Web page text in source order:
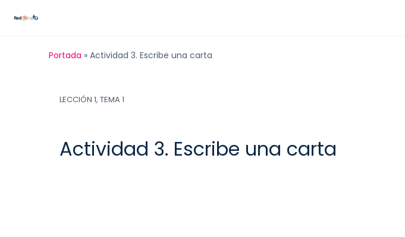
Portada » Actividad 3. Escribe una carta
LECCIÓN 1, TEMA 1
Actividad 3. Escribe una carta